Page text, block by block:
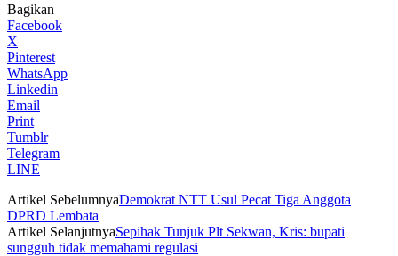
Bagikan
Facebook
X
Pinterest
WhatsApp
Linkedin
Email
Print
Tumblr
Telegram
LINE
Artikel SebelumnyaDemokrat NTT Usul Pecat Tiga Anggota
DPRD Lembata
Artikel SelanjutnyaSepihak Tunjuk Plt Sekwan, Kris: bupati
sungguh tidak memahami regulasi